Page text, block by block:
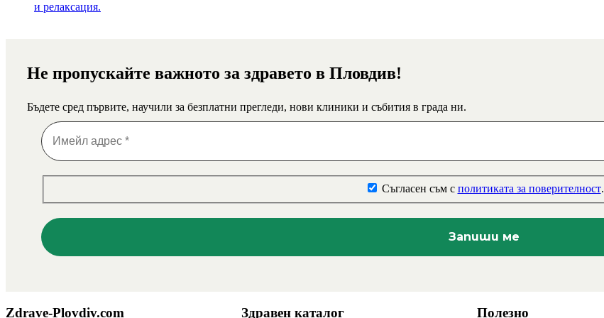
Не пропускайте важното за здравето в Пловдив!
Бъдете сред първите, научили за безплатни прегледи, нови клиники и събития в града ни.
Съгласен съм с политиката за поверителност.
Zdrave-Plovdiv.com Здравен каталог Полезно